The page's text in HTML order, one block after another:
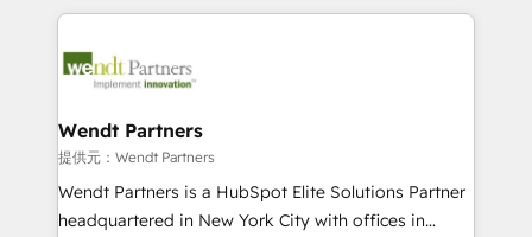
Integrations; complex builds delivered in weeks, not
workflows; automation agents; process optimization
Healthcare: HIPAA implementations; secure data
workflows 💼 Financial Services: compliant
workflows; audit-ready reporting ⚖️ Legal: client
intake; pipeline and document workflows 🛒 E-
Wendt Partners
提供元：Wendt Partners
Wendt Partners is a HubSpot Elite Solutions Partner
headquartered in New York City with offices in